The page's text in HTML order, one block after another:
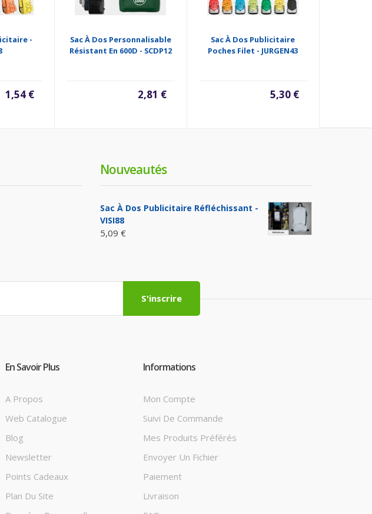
-
1,54 €
Sac À Dos Personnalisable
Résistant En 600D - SCDP12
2,81 €
Sac À Dos Publicitaire
Poches Filet - JURGEN43
5,30 €
Nouveautés
Sac À Dos Publicitaire Réfléchissant -
VISI88
5,09 €
S'inscrire
En Savoir Plus
A Propos
Web Catalogue
Blog
Newsletter
Points Cadeaux
Plan Du Site
Informations
Mon Compte
Suivi De Commande
Mes Produits Préférés
Envoyer Un Fichier
Paiement
Livraison